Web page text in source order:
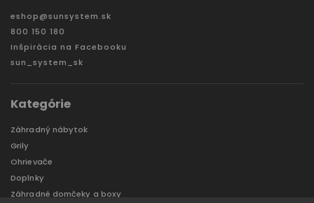
eshop@sunsystem.sk
800 150 180
Inšpirácia na Facebooku
sun_system_sk
Kategórie
Záhradný nábytok
Grily
Ohrievače
Doplnky
Záhradné domčeky a boxy